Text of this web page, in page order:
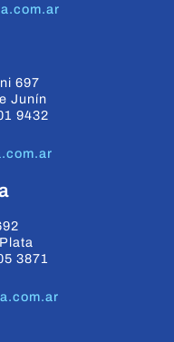
697
Junín
9432
3871